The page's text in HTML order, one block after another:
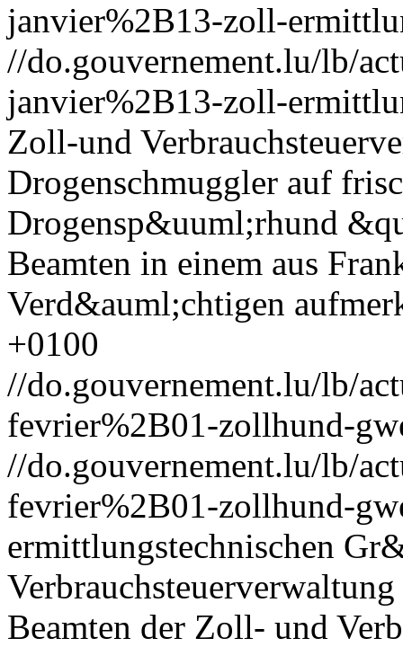
janvier%2B13-zoll-
//do.gouvernement.lu/lb/
janvier%2B13-zoll-
Zoll-und
Drogenschmuggler auf
Drogensp&uuml;rhund
Beamten in einem aus
Verd&auml;chtigen
+0100
//do.gouvernement.lu/lb/
fevrier%2B01-zollhund-
//do.gouvernement.lu/lb/
fevrier%2B01-zollhund-
ermittlungstechnischen
Beamten der Zoll- und